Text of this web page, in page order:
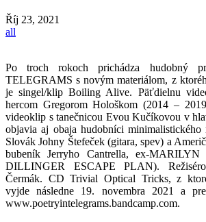
Říj 23, 2021
all
Po troch rokoch prichádza hudobný
TELEGRAMS s novým materiálom, z
je singel/klip Boiling Alive. Päťdielnu
hercom Gregorom Hološkom (2014 –
videoklip s tanečnicou Evou Kučíkovou v
objavia aj obaja hudobníci
Slovák Johny Štefeček (gitara, spev) a
bubeník Jerryho Cantrella, ex-
DILLINGER ESCAPE PLAN).
Čermák. CD Trivial Optical Tricks, z
vyjde následne 19. novembra 2021 a
www.poetryintelegrams.bandcamp.com.